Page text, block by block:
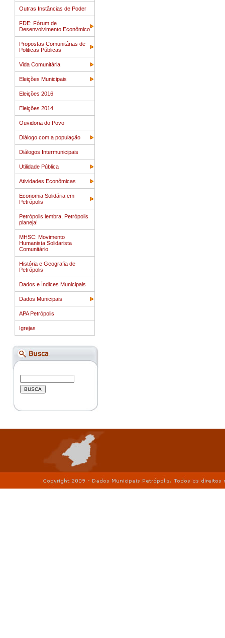
Outras Instâncias de Poder
FDE: Fórum de
Desenvolvimento Econômico
Propostas Comunitárias de
Politicas Públicas
Vida Comunitária
Eleições Municipais
Eleições 2016
Eleições 2014
Ouvidoria do Povo
Diálogo com a população
Diálogos Intermunicipais
Utilidade Pública
Atividades Econômicas
Economia Solidária em
Petrópolis
Petrópolis lembra, Petrópolis
planeja!
MHSC: Movimento
Humanista Solidarista
Comunitário
História e Geografia de
Petrópolis
Dados e Índices Municipais
Dados Municipais
APA Petrópolis
Igrejas